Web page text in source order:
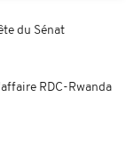
du Sénat
RDC-Rwanda